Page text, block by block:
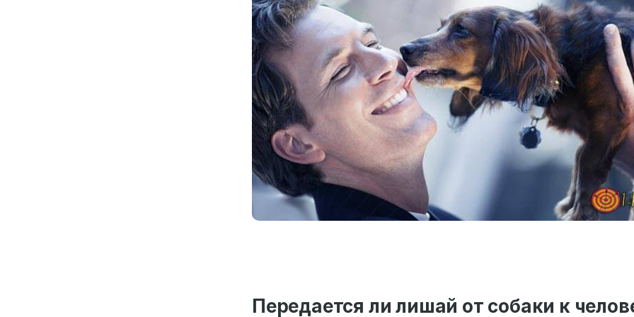
Передается ли лишай от собаки к